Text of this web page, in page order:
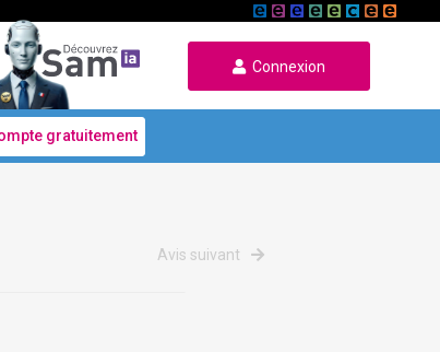
Connexion
gratuitement
Avis suivant